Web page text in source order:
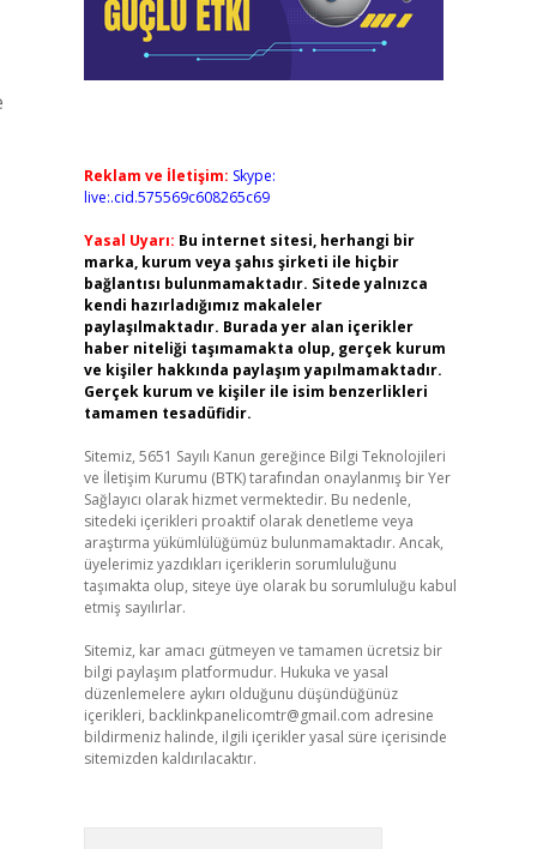
Reklam ve İletişim: Skype:
live:.cid.575569c608265c69
Yasal Uyarı: Bu internet sitesi, herhangi bir
marka, kurum veya şahıs şirketi ile hiçbir
bağlantısı bulunmamaktadır. Sitede yalnızca
kendi hazırladığımız makaleler
paylaşılmaktadır. Burada yer alan içerikler
haber niteliği taşımamakta olup, gerçek kurum
ve kişiler hakkında paylaşım yapılmamaktadır.
Gerçek kurum ve kişiler ile isim benzerlikleri
tamamen tesadüfidir.
Sitemiz, 5651 Sayılı Kanun gereğince Bilgi Teknolojileri
ve İletişim Kurumu (BTK) tarafından onaylanmış bir Yer
Sağlayıcı olarak hizmet vermektedir. Bu nedenle,
sitedeki içerikleri proaktif olarak denetleme veya
araştırma yükümlülüğümüz bulunmamaktadır. Ancak,
üyelerimiz yazdıkları içeriklerin sorumluluğunu
taşımakta olup, siteye üye olarak bu sorumluluğu kabul
etmiş sayılırlar.
Sitemiz, kar amacı gütmeyen ve tamamen ücretsiz bir
bilgi paylaşım platformudur. Hukuka ve yasal
düzenlemelere aykırı olduğunu düşündüğünüz
içerikleri, backlinkpanelicomtr@gmail.com adresine
bildirmeniz halinde, ilgili içerikler yasal süre içerisinde
sitemizden kaldırılacaktır.